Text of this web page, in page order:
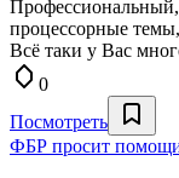
процессорные
Всё таки у Вас
0
Посмотреть
ФБР просит